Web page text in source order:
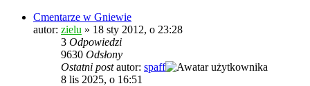
Cmentarze w Gniewie
autor: zielu » 18 sty 2012, o 23:28
3 Odpowiedzi
9630 Odsłony
Ostatni postautor: spaff
8 lis 2025, o 16:51